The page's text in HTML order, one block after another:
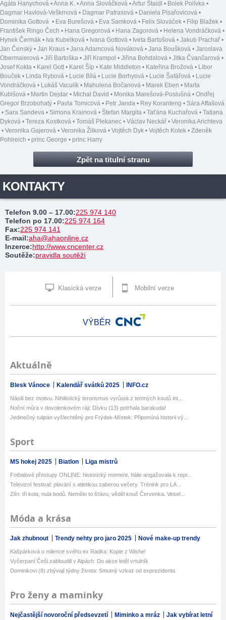
Agáta Hanychová •Anna K. •Anna Slováčková •Artur Štaidl • Bolek Polívka •
Dagmar Havlová-Veškrnová • Dagmar Patrasová • Daniela Písařovicová •
Dominika Gottová • Eva Burešová • Eva Samková • Felix Slováček • Filip Blažek •
František Ringo Čech • Hana Gregorová • Hana Zagorová • Helena Vondráčková •
Hynek Čermák • Iva Kubelková • Ivana Gottová • Iveta Bartošová • Jakub Prachař •
Jan Čenský • Jan Kraus • Jana Adamcová Nováková • Jana Boušková • Jaroslava
Obermaierová • Jiří Bartoška • Jiří Krampol • Jiřina Bohdalová • Jitka Čvančarová •
Josef Kokta • Karel Gott • Karel Šíp • Kate Middleton • Kateřina Brožová • Libor
Bouček • Linda Rybová • Lucie Bílá • Lucie Borhyová • Lucie Šafářová • Lucie
Vondráčková • Lukáš Vaculík • Mahulena Bočanová • Marek Eben • Marta
Kubišová • Martin Dejdar • Michal David • Monika Marešová-Poslušná • Ondřej
Gregor Brzobohatý • Pavla Tomicová • Petr Janda • Rey Koranteng • Sára Affašová
• Sara Sandeva • Simona Krainová • Štefan Margita • Taťána Kuchařová • Tatiana
Dyková • Tereza Kostková • Tomáš Plekanec • Václav Neckář • Veronika Arichteva
• Veronika Gajerová • Veronika Žilková • Vojtěch Dyk • Vojtěch Kotek • Zdeněk
Pohlreich • princ George • princ Harry
Zpět na titulní stranu
KONTAKTY
Telefon 9.00 – 17.00:225 974 140
Telefon po 17.00:225 974 164
Fax:225 974 141
E-mail:aha@ahaonline.cz
Inzerce:http://www.cncenter.cz
Soutěže:pravidla soutěží
Klasická verze Mobilní verze
VÝBĚR
Aktuálně
Blesk Vánoce Kalendář svátků 2025 INFO.cz
Násilí bez motivu. Nihilistický terorismus vyrůstá z temných koutů int...
Noční můra v dovolenkovém ráji: Dívku (13) potrhala barakuda!
Jedinečný tulipán vyšlechtěný pro Frýdek-Místek: Připomíná historii vý...
Sport
MS hokej 2025 Biatlon Liga mistrů
Fotbalové přestupy ONLINE: historický moment, Itálie angažovala k repr...
Televizní festival: plavání s atletikou zaberou večery. Trénink pro LA...
Zlín: tři kola, nula bodů. Nemělo to šťávu, věděl kouč Červenka. Vesel...
Móda a krása
Jak zhubnout Trendy nehty pro jaro 2025 Nové make-up trendy
Kašpárková o milence svého ex Radka: Kopie z Wishe!
Vyčerpaní Češi zabloudili v Alpách: Do akce letěl vrtulník
Dominikovi (8) zbývají týdny života: Smutný vzkaz od exprezidenta
Pro ženy a maminky
Nejčastější novoroční předsevzetí Miminko a mráz
Jak vybírat letní